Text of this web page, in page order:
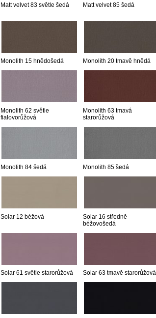
Matt velvet 83 světle šedá Matt velvet 85 šedá
Monolith 15 hnědošedá Monolith 20 tmavě hnědá
Monolith 62 světle
fialovorůžová
Monolith 63 tmavá
starorůžová
Monolith 84 šedá Monolith 85 šedá
Solar 12 béžová
Solar 16 středně
béžovošedá
Solar 61 světle starorůžová Solar 63 tmavě starorůžová